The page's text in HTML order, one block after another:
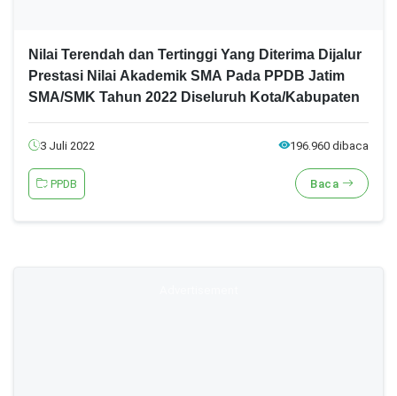
Nilai Terendah dan Tertinggi Yang Diterima Dijalur
Prestasi Nilai Akademik SMA Pada PPDB Jatim
SMA/SMK Tahun 2022 Diseluruh Kota/Kabupaten
3 Juli 2022 196.960 dibaca
PPDB Baca